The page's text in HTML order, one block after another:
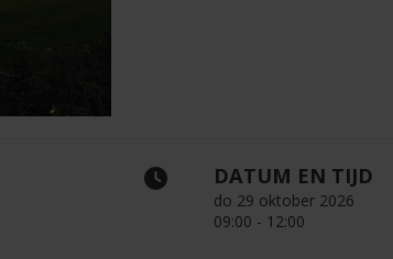
DATUM EN TIJD
do 29 oktober 2026
09:00 - 12:00